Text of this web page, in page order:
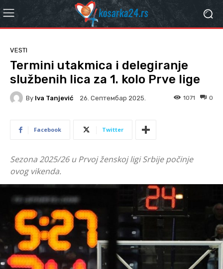
VESTI
Termini utakmica i delegiranje
službenih lica za 1. kolo Prve lige
By Iva Tanjević 26. Септембар 2025. 0
1071
Facebook Twitter
Sezona 2025/26 u Prvoj ženskoj ligi Srbije počinje
ovog vikenda.